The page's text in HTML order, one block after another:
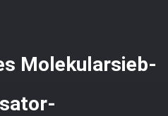
Molekularsieb-